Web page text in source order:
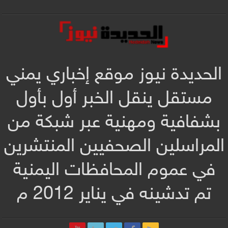
الحديدة نيوز موقع إخباري يمني
مستقل ينقل الخبر أول بأول
بشفافية ومهنية عبر شبكة من
المراسلين الصحفيين المنتشرين
في عموم المحافظات اليمنية
تم تدشينه في يناير 2012 م